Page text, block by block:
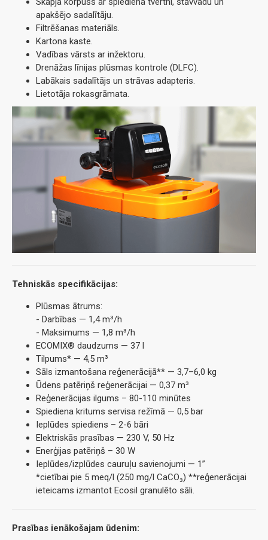
apakšējo sadalītāju.
Filtrēšanas materiāls.
Kartona kaste.
Vadības vārsts ar inžektoru.
Drenāžas līnijas plūsmas kontrole (DLFC).
Labākais sadalītājs un strāvas adapteris.
Lietotāja rokasgrāmata.
Tehniskās specifikācijas:
Plūsmas ātrums:
- Darbības — 1,4 m³/h
- Maksimums — 1,8 m³/h
ECOMIX® daudzums — 37 l
Tilpums* — 4,5 m³
Sāls izmantošana reģenerācijā** — 3,7–6,0 kg
Ūdens patēriņš reģenerācijai — 0,37 m³
Reģenerācijas ilgums – 80-110 minūtes
Spiediena kritums servisa režīmā — 0,5 bar
Ieplūdes spiediens – 2-6 bāri
Elektriskās prasības — 230 V, 50 Hz
Enerģijas patēriņš – 30 W
Ieplūdes/izplūdes cauruļu savienojumi — 1”
*cietībai pie 5 meq/l (250 mg/l CaCO₃) **reģenerācijai
ieteicams izmantot Ecosil granulēto sāli.
Prasības ienākošajam ūdenim: